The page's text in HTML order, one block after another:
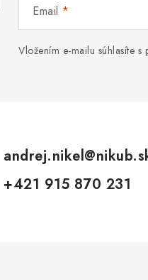
Email
Vložením e-mailu súhlasíte s
andrej.nikel@
+421 915 870 231